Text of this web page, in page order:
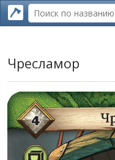
Чресламор